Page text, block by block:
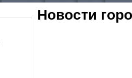
Новости